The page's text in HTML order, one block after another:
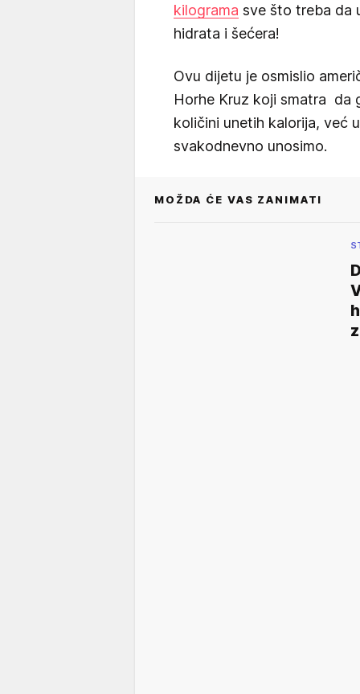
kilograma sve što treba da
hidrata i šećera!
Ovu dijetu je osmislio
Horhe Kruz koji smatra da
količini unetih kalorija, već
svakodnevno unosimo.
MOŽDA ĆE VAS ZANIMATI